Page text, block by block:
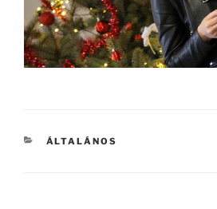
KATEGÓRIÁK
ÁLTALÁNOS